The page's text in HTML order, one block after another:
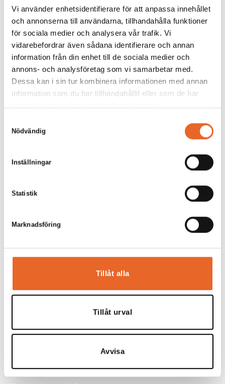
Vi använder enhetsidentifierare för att anpassa innehållet
och annonserna till användarna, tillhandahålla funktioner
för sociala medier och analysera vår trafik. Vi
vidarebefordrar även sådana identifierare och annan
information från din enhet till de sociala medier och
annons- och analysföretag som vi samarbetar med.
Dessa kan i sin tur kombinera informationen med annan
information som du har tillhandahållit eller som de har
Nödvändig
Inställningar
Statistik
Marknadsföring
Tillåt alla
Tillåt urval
Avvisa
bankettstolen
60,00kr
32,00kr
Stolsdyna grön
0,00kr
Favorit
Figursytt, välstruket, till
Barstol Trä